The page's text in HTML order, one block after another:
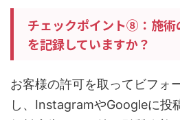
チェックポイント⑧：施術
を記録していますか？
お客様の許可を取ってビフォ
し、InstagramやGoogleに投